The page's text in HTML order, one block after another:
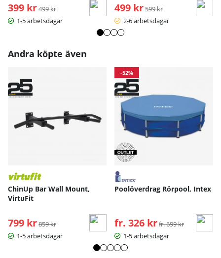
399 kr Ordinarie pris:
499 kr
1-5 arbetsdagar
499 kr Ordinarie pris:
599 kr
2-6 arbetsdagar
Andra köpte även
ChinUp Bar Wall Mount,
VirtuFit
799 kr Ordinarie pris:
859 kr
1-5 arbetsdagar
-52%
Poolöverdrag Rörpool, Intex
fr. 326 kr Ordinarie pris:
fr. 699 kr
1-5 arbetsdagar